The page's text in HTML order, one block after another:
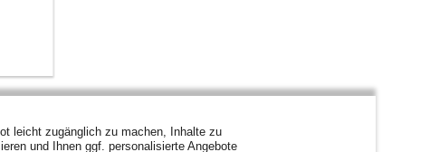
leicht zugänglich zu machen, Inhalte zu
und Ihnen ggf. personalisierte Angebote